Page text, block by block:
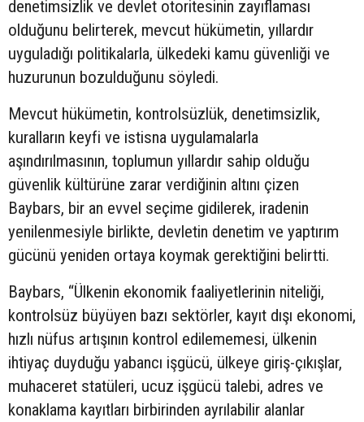
denetimsizlik ve devlet otoritesinin zayıflaması
olduğunu belirterek, mevcut hükümetin, yıllardır
uyguladığı politikalarla, ülkedeki kamu güvenliği ve
huzurunun bozulduğunu söyledi.
Mevcut hükümetin, kontrolsüzlük, denetimsizlik,
kuralların keyfi ve istisna uygulamalarla
aşındırılmasının, toplumun yıllardır sahip olduğu
güvenlik kültürüne zarar verdiğinin altını çizen
Baybars, bir an evvel seçime gidilerek, iradenin
yenilenmesiyle birlikte, devletin denetim ve yaptırım
gücünü yeniden ortaya koymak gerektiğini belirtti.
Baybars, “Ülkenin ekonomik faaliyetlerinin niteliği,
kontrolsüz büyüyen bazı sektörler, kayıt dışı ekonomi,
hızlı nüfus artışının kontrol edilememesi, ülkenin
ihtiyaç duyduğu yabancı işgücü, ülkeye giriş-çıkışlar,
muhaceret statüleri, ucuz işgücü talebi, adres ve
konaklama kayıtları birbirinden ayrılabilir alanlar